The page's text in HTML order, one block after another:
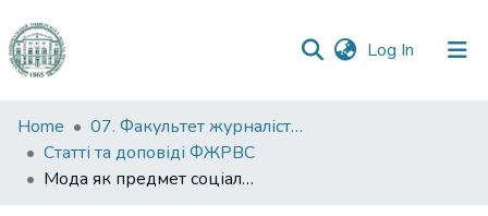
Log In (current)
Communities
&
Collections
Home
07. Факультет журналістики, реклами та видавничої справи
Статті та доповіді ФЖРВС
Мода як предмет соціально-філософського аналізу: евристичний потенціал